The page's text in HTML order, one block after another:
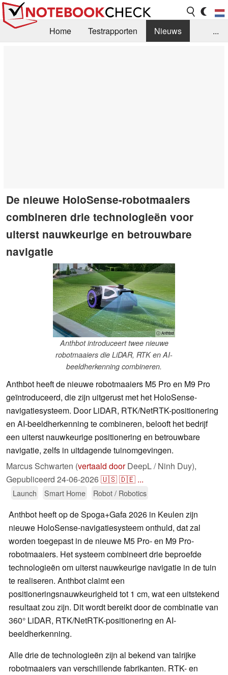
Home Testrapporten
Nieuws
...
De nieuwe HoloSense-robotmaaiers
combineren drie technologieën voor
uiterst nauwkeurige en betrouwbare
navigatie
ⓘ Anthbot
Anthbot introduceert twee nieuwe
robotmaaiers die LiDAR, RTK en AI-
beeldherkenning combineren.
Anthbot heeft de nieuwe robotmaaiers M5 Pro en M9 Pro
geïntroduceerd, die zijn uitgerust met het HoloSense-
navigatiesysteem. Door LiDAR, RTK/NetRTK-positionering
en AI-beeldherkenning te combineren, belooft het bedrijf
een uiterst nauwkeurige positionering en betrouwbare
navigatie, zelfs in uitdagende tuinomgevingen.
Marcus Schwarten (vertaald doorDeepL / Ninh Duy),
Gepubliceerd 24-06-2026🇺🇸🇩🇪 ...
Launch Smart Home Robot / Robotics
Anthbot heeft op de Spoga+Gafa 2026 in Keulen zijn
nieuwe HoloSense-navigatiesysteem onthuld, dat zal
worden toegepast in de nieuwe M5 Pro- en M9 Pro-
robotmaaiers. Het systeem combineert drie beproefde
technologieën om uiterst nauwkeurige navigatie in de tuin
te realiseren. Anthbot claimt een
positioneringsnauwkeurigheid tot 1 cm, wat een uitstekend
resultaat zou zijn. Dit wordt bereikt door de combinatie van
360° LiDAR, RTK/NetRTK-positionering en AI-
beeldherkenning.
Alle drie de technologieën zijn al bekend van talrijke
robotmaaiers van verschillende fabrikanten. RTK- en